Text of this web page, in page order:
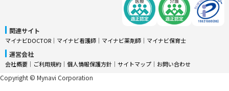
関連サイト
マイナビDOCTOR │ マイナビ看護師 │ マイナビ薬剤師 │ マイナビ保育士
運営会社
会社概要 │ ご利用規約 │ 個人情報保護方針 │ サイトマップ │ お問い合わせ
Copyright © Mynavi Corporation